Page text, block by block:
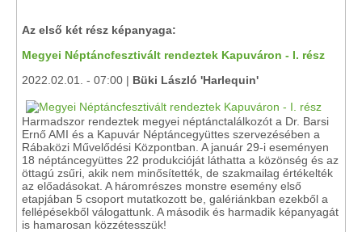
Az első két rész képanyaga:
Megyei Néptáncfesztivált rendeztek Kapuváron - I. rész
2022.02.01. - 07:00 | Büki László 'Harlequin'
Harmadszor rendeztek megyei néptánctalálkozót a Dr. Barsi
Ernő AMI és a Kapuvár Néptáncegyüttes szervezésében a
Rábaközi Művelődési Központban. A január 29-i eseményen
18 néptáncegyüttes 22 produkcióját láthatta a közönség és az
öttagú zsűri, akik nem minősítették, de szakmailag értékelték
az előadásokat. A háromrészes monstre esemény első
etapjában 5 csoport mutatkozott be, galériánkban ezekből a
fellépésekből válogattunk. A második és harmadik képanyagát
is hamarosan közzétesszük!